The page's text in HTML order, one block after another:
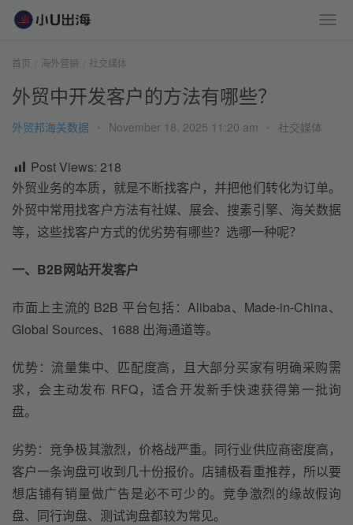
首页 海外营销 社交媒体
外贸中开发客户的方法有哪些？
外贸邦海关数据 November 18, 2025 11:20 am 社交媒体
Post Views: 218
外贸业务的本质，就是不断找客户，并把他们转化为订单。
外贸中常用找客户方法有社媒、展会、搜素引擎、海关数据
等，这些找客户方式的优劣势有哪些？选哪一种呢？
一、B2B网站开发客户
市面上主流的 B2B 平台包括：Alibaba、Made-in-China、
Global Sources、1688 出海通道等。
优势： 流量集中、匹配度高 ， 且 大部分买家有明确采购需
求，会主动发布 RFQ，适合开发新手快速获得第一批询
盘。
劣势： 竞争极其激烈，价格战严重。 同行业供应商密度高，
客户一条询盘可收到几十份报价。 店铺极看重推荐，所以要
想店铺有销量做广告是必不可少的。竞争激烈的缘故假询
盘、同行询盘、测试询盘都较为常见。